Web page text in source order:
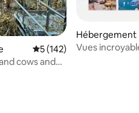
: 4,94 sur 5
Évaluation moyenne sur
5 (142)
cows and
Hébergement
Vues